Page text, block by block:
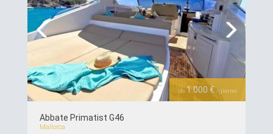
da 1.000 € /giorno
Abbate Primatist G46
Mallorca